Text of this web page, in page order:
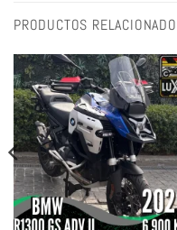
PRODUCTOS